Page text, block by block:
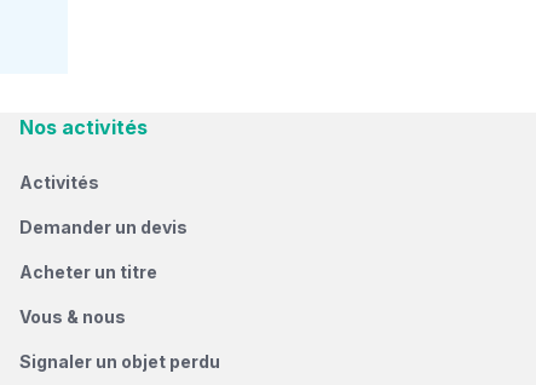
Nos activités
Activités
Demander un devis
Acheter un titre
Vous & nous
Signaler un objet perdu